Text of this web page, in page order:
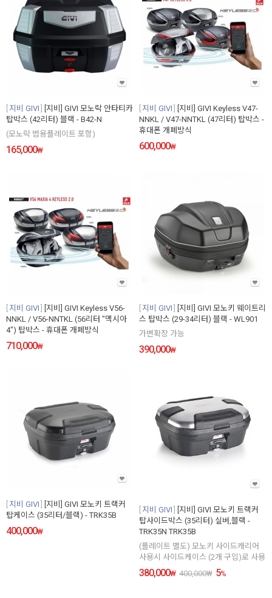
지비 GIVI
[지비] GIVI 모노락 안타티카
탑박스 (42리터) 블랙 - B42-N
(모노락 범용플레이트 포함)
165,000₩
지비 GIVI
[지비] GIVI Keyless V47-
NNKL / V47-NNTKL (47리터) 탑박스 -
휴대폰 개폐방식
600,000₩
지비 GIVI
[지비] GIVI Keyless V56-
NNKL / V56-NNTKL (56리터 "맥시아
4") 탑박스 - 휴대폰 개폐방식
710,000₩
지비 GIVI
[지비] GIVI 모노키 웨이트리
스 탑박스 (29-34리터) 블랙 - WL901
가변확장 가능
390,000₩
지비 GIVI
[지비] GIVI 모노키 트랙커
탑케이스 (35리터/블랙) - TRK35B
400,000₩
지비 GIVI
[지비] GIVI 모노키 트랙커
탑사이드박스 (35리터) 실버,블랙 -
TRK35N TRK35B
(플레이트 별도) 모노키 사이드캐리어
사용시 사이드케이스 (2개 구입)로 사용
380,000₩ 400,000₩ 5%